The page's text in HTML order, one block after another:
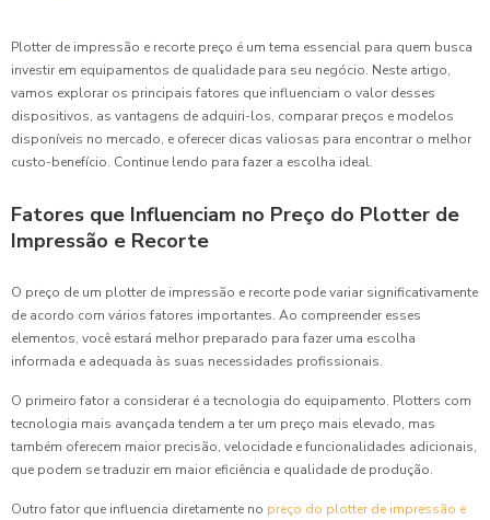
Plotter de impressão e recorte preço é um tema essencial para quem busca
investir em equipamentos de qualidade para seu negócio. Neste artigo,
vamos explorar os principais fatores que influenciam o valor desses
dispositivos, as vantagens de adquiri-los, comparar preços e modelos
disponíveis no mercado, e oferecer dicas valiosas para encontrar o melhor
custo-benefício. Continue lendo para fazer a escolha ideal.
Fatores que Influenciam no Preço do Plotter de
Impressão e Recorte
O preço de um plotter de impressão e recorte pode variar significativamente
de acordo com vários fatores importantes. Ao compreender esses
elementos, você estará melhor preparado para fazer uma escolha
informada e adequada às suas necessidades profissionais.
O primeiro fator a considerar é a tecnologia do equipamento. Plotters com
tecnologia mais avançada tendem a ter um preço mais elevado, mas
também oferecem maior precisão, velocidade e funcionalidades adicionais,
que podem se traduzir em maior eficiência e qualidade de produção.
Outro fator que influencia diretamente no preço do plotter de impressão e